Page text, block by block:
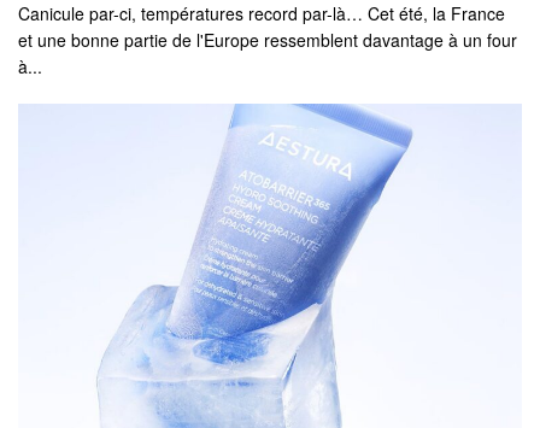
Canicule par-ci, températures record par-là… Cet été, la France
et une bonne partie de l'Europe ressemblent davantage à un four
à...